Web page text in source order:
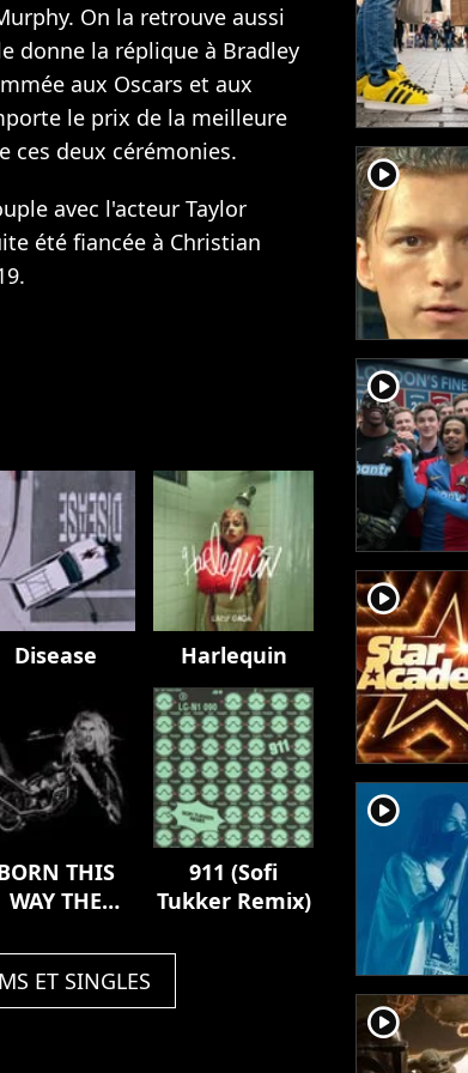
On la retrouve aussi
donne la réplique à Bradley
aux Oscars et aux
le prix de la meilleure
ces deux cérémonies.
avec l'acteur Taylor
été fiancée à Christian
Disease Harlequin
THIS
WAY THE
911 (Sofi
Tukker Remix)
ET SINGLES
player2
player2
player2
player2
player2